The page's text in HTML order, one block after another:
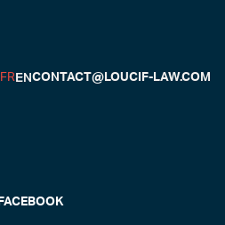
FRENCONTACT@LOUCIF-LAW.COM
FACEBOOK